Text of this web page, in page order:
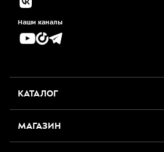
Наши каналы
КАТАЛОГ
МАГАЗИН